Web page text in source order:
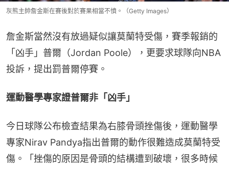
灰熊主帥詹金斯在賽後對於賽果相當不憤。（Getty Images）
詹金斯當然沒有放過疑似讓莫蘭特受傷，賽季報銷的
「凶手」普爾（Jordan Poole），更要求球隊向NBA
投訴，提出罰普爾停賽。
運動醫學專家證普爾非「凶手」
今日球隊公布檢查結果為右膝骨頭挫傷後，運動醫學
專家Nirav Pandya指出普爾的動作很難造成莫蘭特受
傷。「挫傷的原因是骨頭的結構遭到破壞，很多時候